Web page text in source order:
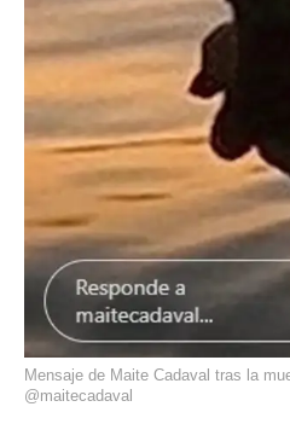
Mensaje de Maite Cadaval tras la
@maitecadaval